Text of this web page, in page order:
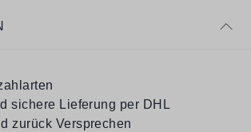
sichere Lieferung per DHL
zurück Versprechen